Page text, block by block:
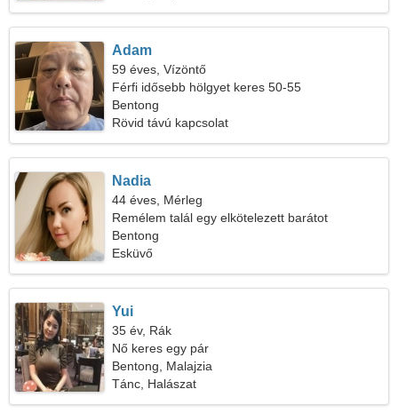
Adam
59 éves, Vízöntő
Férfi idősebb hölgyet keres 50-55
Bentong
Rövid távú kapcsolat
Nadia
44 éves, Mérleg
Remélem talál egy elkötelezett barátot
Bentong
Esküvő
Yui
35 év, Rák
Nő keres egy pár
Bentong, Malajzia
Tánc, Halászat